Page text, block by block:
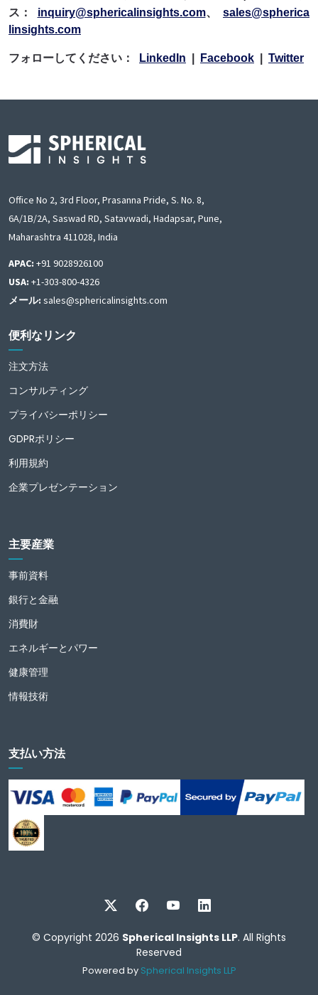
ス： inquiry@sphericalinsights.com、 sales@spherica
linsights.com
フォローしてください： LinkedIn Facebook Twitter
Office No 2, 3rd Floor, Prasanna Pride, S. No. 8,
6A/1B/2A, Saswad RD, Satavwadi, Hadapsar, Pune,
Maharashtra 411028, India
APAC: +91 9028926100
USA: +1-303-800-4326
メール: sales@sphericalinsights.com
便利なリンク
注文方法
コンサルティング
プライバシーポリシー
GDPRポリシー
利用規約
企業プレゼンテーション
主要産業
事前資料
銀行と金融
消費財
エネルギーとパワー
健康管理
情報技術
支払い方法
© Copyright 2026 Spherical Insights LLP. All Rights
Reserved
Powered by Spherical Insights LLP